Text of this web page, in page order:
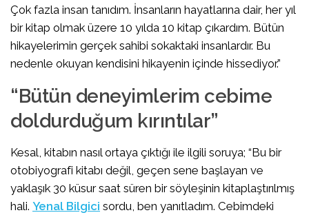
Çok fazla insan tanıdım. İnsanların hayatlarına dair, her yıl
bir kitap olmak üzere 10 yılda 10 kitap çıkardım. Bütün
hikayelerimin gerçek sahibi sokaktaki insanlardır. Bu
nedenle okuyan kendisini hikayenin içinde hissediyor.”
“Bütün deneyimlerim cebime
doldurduğum kırıntılar”
Kesal, kitabın nasıl ortaya çıktığı ile ilgili soruya; “Bu bir
otobiyografi kitabı değil, geçen sene başlayan ve
yaklaşık 30 küsur saat süren bir söyleşinin kitaplaştırılmış
hali. Yenal Bilgici sordu, ben yanıtladım. Cebimdeki